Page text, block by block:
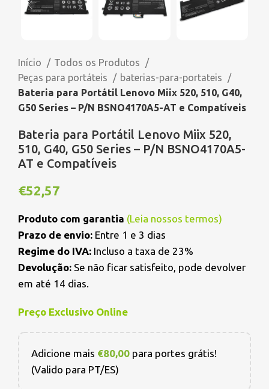
Início
Todos os Produtos
Peças para portáteis
baterias-para-portateis
Bateria para Portátil Lenovo Miix 520, 510, G40,
G50 Series – P/N BSNO4170A5-AT e Compatíveis
Bateria para Portátil Lenovo Miix 520,
510, G40, G50 Series – P/N BSNO4170A5-
AT e Compatíveis
€52,57
Produto com garantia (Leia nossos termos)
Prazo de envio: Entre 1 e 3 dias
Regime do IVA: Incluso a taxa de 23%
Devolução: Se não ficar satisfeito, pode devolver
em até 14 dias.
Preço Exclusivo Online
Adicione mais €80,00 para portes grátis!
(Valido para PT/ES)